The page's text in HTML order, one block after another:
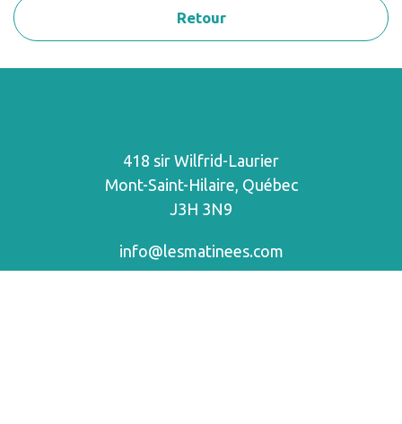
Retour
418 sir Wilfrid-Laurier
Mont-Saint-Hilaire, Québec
J3H 3N9
info@lesmatinees.com